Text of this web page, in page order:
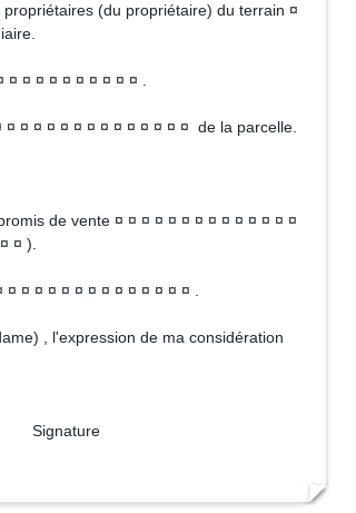
(du propriétaire) du terrain ¤
¤ ¤ ¤ ¤ ¤ ¤ ¤ ¤ ¤ .
¤ ¤ ¤ ¤ ¤ ¤ ¤ ¤ ¤ ¤ ¤ ¤ ¤ de la parcelle.
de vente ¤ ¤ ¤ ¤ ¤ ¤ ¤ ¤ ¤ ¤ ¤ ¤ ¤ ¤
¤ ).
¤ ¤ ¤ ¤ ¤ ¤ ¤ ¤ ¤ ¤ ¤ ¤ ¤ .
, l'expression de ma considération